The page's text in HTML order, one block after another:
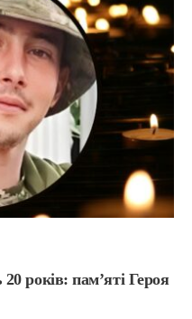
років: пам’яті Героя